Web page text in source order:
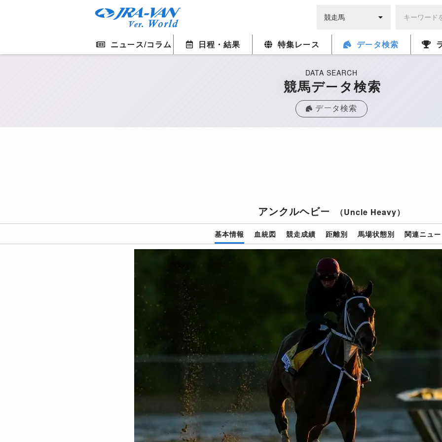
ニュース/コラム 日程・結果 特集レース データ検索
DATA SEARCH
競馬データ検索
データ検索
アンクルヘビー （Uncle Heavy）
基本情報 血統図 競走成績 距離別 馬場状態別 関連ニュ